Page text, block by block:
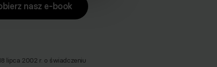
nasz e-book
lipca 2002 r. o świadczeniu